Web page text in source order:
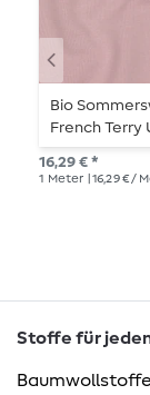
Bio
French Terry
Blassrosa
16,29 € *
1 Meter | 16,29 € /
Stoffe für
Baumwollstoffe